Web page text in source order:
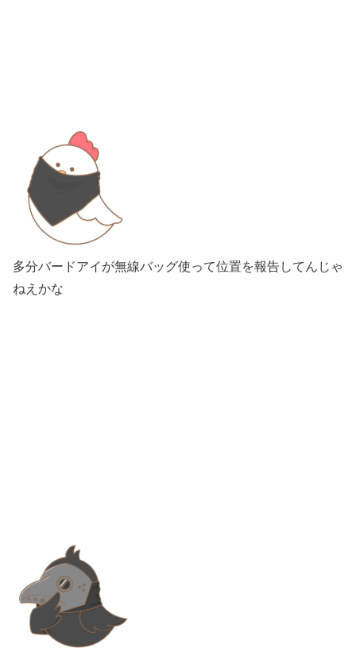
多分バードアイが無線バッグ使って位置を報告してんじゃ
ねえかな